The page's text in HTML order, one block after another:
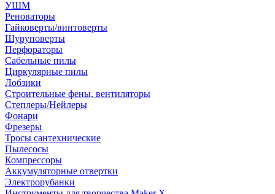
УШМ
Реноваторы
Гайковерты/винтоверты
Шуруповерты
Перфораторы
Сабельные пилы
Циркулярные пилы
Лобзики
Строительные фены, вентиляторы
Степлеры/Нейлеры
Фонари
Фрезеры
Тросы сантехнические
Пылесосы
Компрессоры
Аккумуляторные отвертки
Электрорубанки